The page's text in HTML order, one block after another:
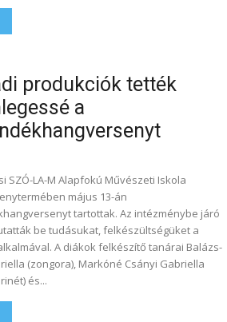
produkciók tették
a
SZÓ-LA-M Alapfokú Művészeti Iskola
május 13-án
tartottak. Az intézménybe járó
be tudásukat, felkészültségüket a
A diákok felkészítő tanárai Balázs-
(zongora), Markóné Csányi Gabriella
és...